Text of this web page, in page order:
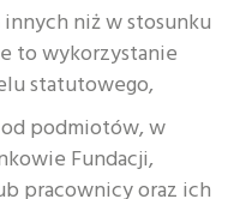
niż w stosunku
to wykorzystanie
statutowego,
podmiotów, w
Fundacji,
pracownicy oraz ich